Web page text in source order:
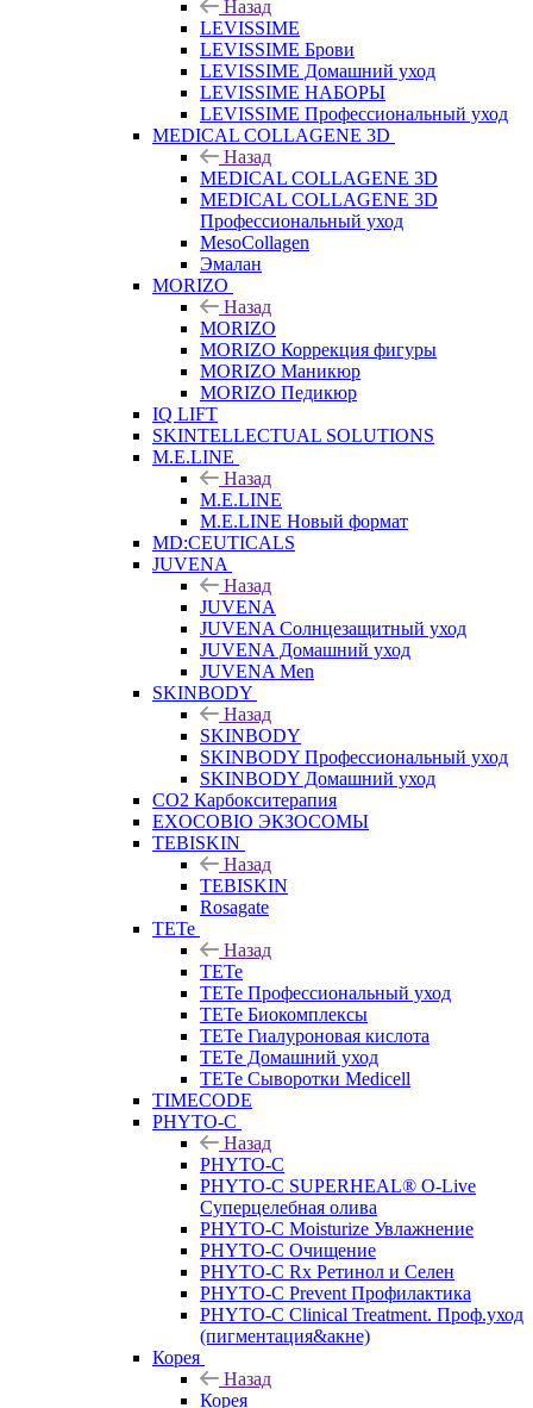
Назад
LEVISSIME
LEVISSIME Брови
LEVISSIME Домашний уход
LEVISSIME НАБОРЫ
LEVISSIME Профессиональный уход
MEDICAL COLLAGENE 3D
Назад
MEDICAL COLLAGENE 3D
MEDICAL COLLAGENE 3D
Профессиональный уход
MesoCollagen
Эмалан
MORIZO
Назад
MORIZO
MORIZO Коррекция фигуры
MORIZO Маникюр
MORIZO Педикюр
IQ LIFT
SKINTELLECTUAL SOLUTIONS
M.E.LINE
Назад
M.E.LINE
M.E.LINE Новый формат
MD:CEUTICALS
JUVENA
Назад
JUVENA
JUVENA Солнцезащитный уход
JUVENA Домашний уход
JUVENA Men
SKINBODY
Назад
SKINBODY
SKINBODY Профессиональный уход
SKINBODY Домашний уход
CO2 Карбокситерапия
EXOCOBIO ЭКЗОСОМЫ
TEBISKIN
Назад
TEBISKIN
Rosagate
TETe
Назад
TETe
TETe Профессиональный уход
TETe Биокомплексы
TETe Гиалуроновая кислота
TETe Домашний уход
TETe Сыворотки Medicell
TIMECODE
PHYTO-C
Назад
PHYTO-C
PHYTO-C SUPERHEAL® O-Live
Суперцелебная олива
PHYTO-C Moisturize Увлажнение
PHYTO-C Очищение
PHYTO-C Rx Ретинол и Селен
PHYTO-C Prevent Профилактика
PHYTO-C Clinical Treatment. Проф.уход
(пигментация&акне)
Корея
Назад
Корея